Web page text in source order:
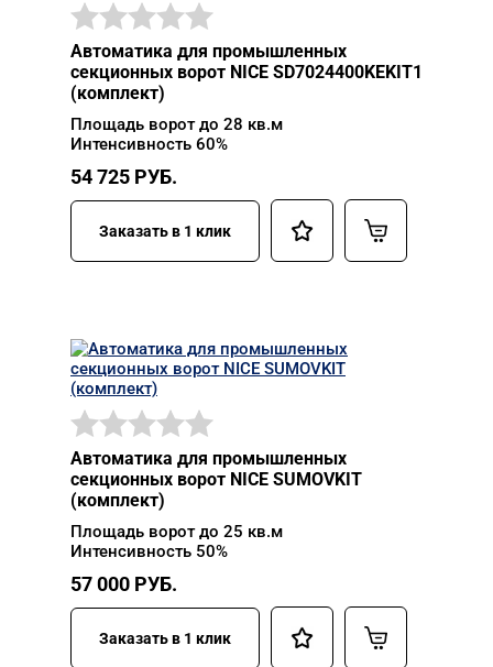
Автоматика для промышленных
секционных ворот NICE SD7024400KEKIT1
(комплект)
Площадь ворот до 28 кв.м
Интенсивность 60%
54 725 РУБ.
Заказать в 1 клик
Автоматика для промышленных
секционных ворот NICE SUMOVKIT
(комплект)
Площадь ворот до 25 кв.м
Интенсивность 50%
57 000 РУБ.
Заказать в 1 клик